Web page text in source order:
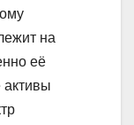
на
её
активы